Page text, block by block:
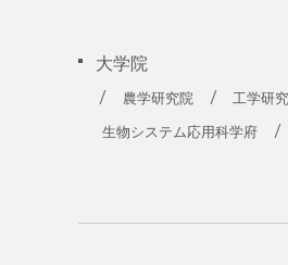
大学院
農学研究院 工学研
生物システム応用科学府